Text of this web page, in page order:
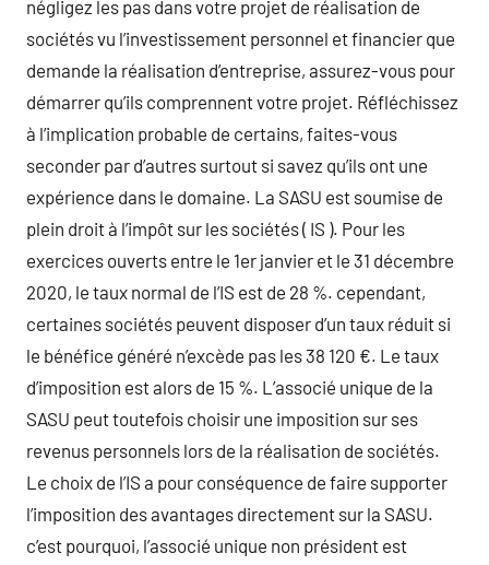
négligez les pas dans votre projet de réalisation de
sociétés vu l’investissement personnel et financier que
demande la réalisation d’entreprise, assurez-vous pour
démarrer qu’ils comprennent votre projet. Réfléchissez
à l’implication probable de certains, faites-vous
seconder par d’autres surtout si savez qu’ils ont une
expérience dans le domaine. La SASU est soumise de
plein droit à l’impôt sur les sociétés ( IS ). Pour les
exercices ouverts entre le 1er janvier et le 31 décembre
2020, le taux normal de l’IS est de 28 %. cependant,
certaines sociétés peuvent disposer d’un taux réduit si
le bénéfice généré n’excède pas les 38 120 €. Le taux
d’imposition est alors de 15 %. L’associé unique de la
SASU peut toutefois choisir une imposition sur ses
revenus personnels lors de la réalisation de sociétés.
Le choix de l’IS a pour conséquence de faire supporter
l’imposition des avantages directement sur la SASU.
c’est pourquoi, l’associé unique non président est